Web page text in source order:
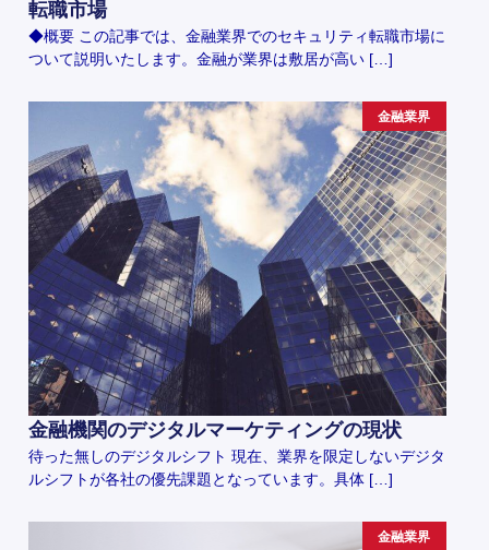
転職市場
◆概要 この記事では、金融業界でのセキュリティ転職市場に
ついて説明いたします。金融が業界は敷居が高い […]
金融業界
金融機関のデジタルマーケティングの現状
待った無しのデジタルシフト 現在、業界を限定しないデジタ
ルシフトが各社の優先課題となっています。具体 […]
金融業界